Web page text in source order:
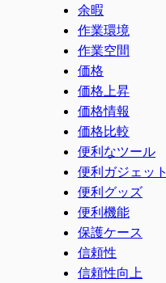
余暇
作業環境
作業空間
価格
価格上昇
価格情報
価格比較
便利なツール
便利ガジェット
便利グッズ
便利機能
保護ケース
信頼性
信頼性向上